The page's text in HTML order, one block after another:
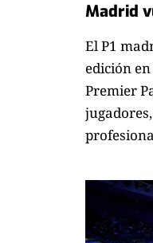
Madrid
El P1
edición
Premier